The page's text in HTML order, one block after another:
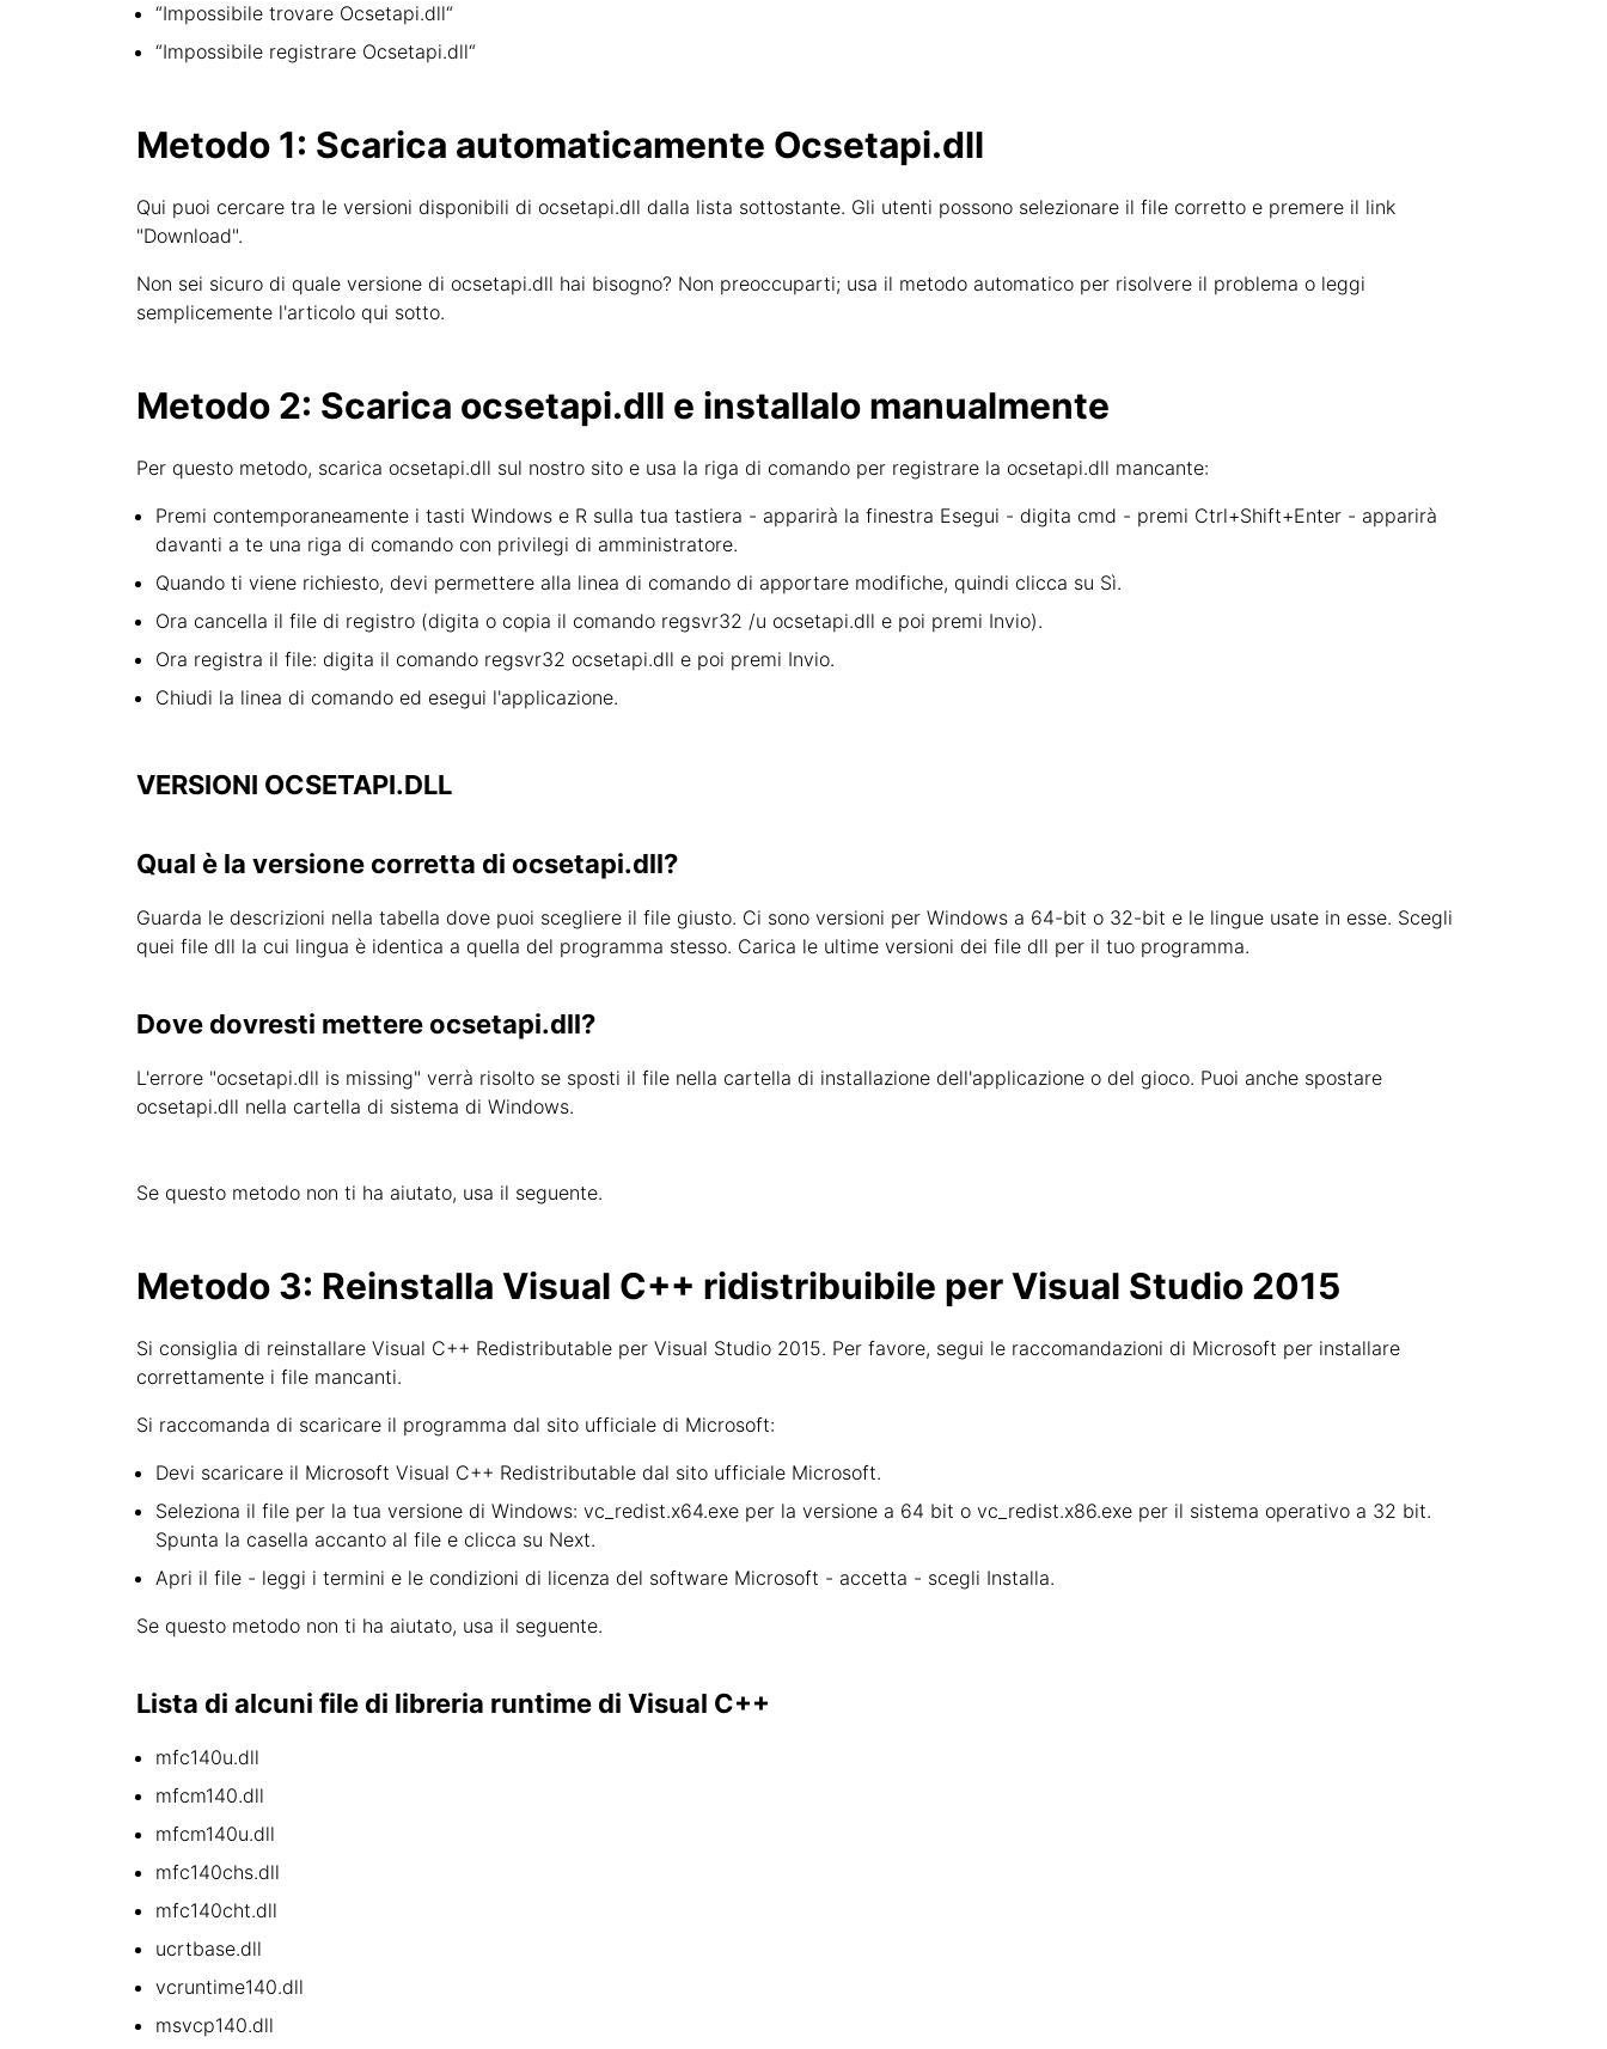
“Impossibile trovare Ocsetapi.dll“
“Impossibile registrare Ocsetapi.dll“
Metodo 1: Scarica automaticamente Ocsetapi.dll
Qui puoi cercare tra le versioni disponibili di ocsetapi.dll dalla lista sottostante. Gli utenti possono selezionare il file corretto e premere il link
"Download".
Non sei sicuro di quale versione di ocsetapi.dll hai bisogno? Non preoccuparti; usa il metodo automatico per risolvere il problema o leggi
semplicemente l'articolo qui sotto.
Metodo 2: Scarica ocsetapi.dll e installalo manualmente
Per questo metodo, scarica ocsetapi.dll sul nostro sito e usa la riga di comando per registrare la ocsetapi.dll mancante:
Premi contemporaneamente i tasti Windows e R sulla tua tastiera - apparirà la finestra Esegui - digita cmd - premi Ctrl+Shift+Enter - apparirà
davanti a te una riga di comando con privilegi di amministratore.
Quando ti viene richiesto, devi permettere alla linea di comando di apportare modifiche, quindi clicca su Sì.
Ora cancella il file di registro (digita o copia il comando regsvr32 /u ocsetapi.dll e poi premi Invio).
Ora registra il file: digita il comando regsvr32 ocsetapi.dll e poi premi Invio.
Chiudi la linea di comando ed esegui l'applicazione.
VERSIONI OCSETAPI.DLL
Qual è la versione corretta di ocsetapi.dll?
Guarda le descrizioni nella tabella dove puoi scegliere il file giusto. Ci sono versioni per Windows a 64-bit o 32-bit e le lingue usate in esse. Scegli
quei file dll la cui lingua è identica a quella del programma stesso. Carica le ultime versioni dei file dll per il tuo programma.
Dove dovresti mettere ocsetapi.dll?
L'errore "ocsetapi.dll is missing" verrà risolto se sposti il file nella cartella di installazione dell'applicazione o del gioco. Puoi anche spostare
ocsetapi.dll nella cartella di sistema di Windows.
Se questo metodo non ti ha aiutato, usa il seguente.
Metodo 3: Reinstalla Visual C++ ridistribuibile per Visual Studio 2015
Si consiglia di reinstallare Visual C++ Redistributable per Visual Studio 2015. Per favore, segui le raccomandazioni di Microsoft per installare
correttamente i file mancanti.
Si raccomanda di scaricare il programma dal sito ufficiale di Microsoft:
Devi scaricare il Microsoft Visual C++ Redistributable dal sito ufficiale Microsoft.
Seleziona il file per la tua versione di Windows: vc_redist.x64.exe per la versione a 64 bit o vc_redist.x86.exe per il sistema operativo a 32 bit.
Spunta la casella accanto al file e clicca su Next.
Apri il file - leggi i termini e le condizioni di licenza del software Microsoft - accetta - scegli Installa.
Se questo metodo non ti ha aiutato, usa il seguente.
Lista di alcuni file di libreria runtime di Visual C++
mfc140u.dll
mfcm140.dll
mfcm140u.dll
mfc140chs.dll
mfc140cht.dll
ucrtbase.dll
vcruntime140.dll
msvcp140.dll